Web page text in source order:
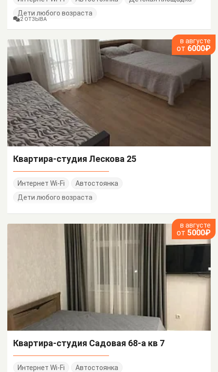
Дети любого возраста
2 ОТЗЫВА
в августе
от 6000₽
Квартира-студия Лескова 25
Интернет Wi-Fi
Автостоянка
Дети любого возраста
в августе
от 5000₽
Квартира-студия Садовая 68-а кв 7
Интернет Wi-Fi
Автостоянка